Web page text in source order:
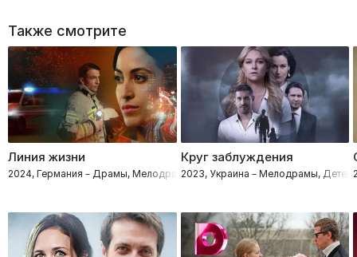
Также смотрите
Линия жизни
2024, Германия – Драмы, Мелодрамы, Триллеры
Круг заблуждения
2023, Украина – Мелодрамы,